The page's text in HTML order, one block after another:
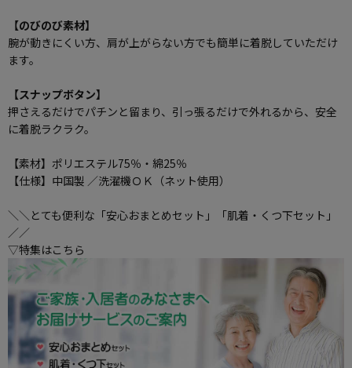
【のびのび素材】
腕が動きにくい方、肩が上がらない方でも簡単に着脱していただけ
ます。
【スナップボタン】
押さえるだけでパチンと留まり、引っ張るだけで外れるから、安全
に着脱ラクラク。
【素材】ポリエステル75％・綿25％
【仕様】中国製 ／洗濯機ＯＫ（ネット使用）
＼＼とても便利な「安心おまとめセット」「肌着・くつ下セット」
／／
▽特集はこちら